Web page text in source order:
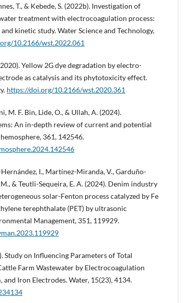
T., & Kebede, S. (2022b). Investigation of
treatment with electrocoagulation process:
kinetic study. Water Science and Technology,
10.2166/wst.2022.061
Yellow 2G dye degradation by electro-
as catalysis and its phytotoxicity effect.
https://doi.org/10.2166/wst.2020.361
M. F. Bin, Lide, O., & Ullah, A. (2024).
An in-depth review of current and potential
361, 142546.
I., Martínez-Miranda, V., Garduño-
& Teutli-Sequeira, E. A. (2024). Denim industry
solar-Fenton process catalyzed by Fe
terephthalate (PET) by ultrasonic
Management, 351, 119929.
Study on Influencing Parameters of Total
Farm Wastewater by Electrocoagulation
Iron Electrodes. Water, 15(23), 4134.